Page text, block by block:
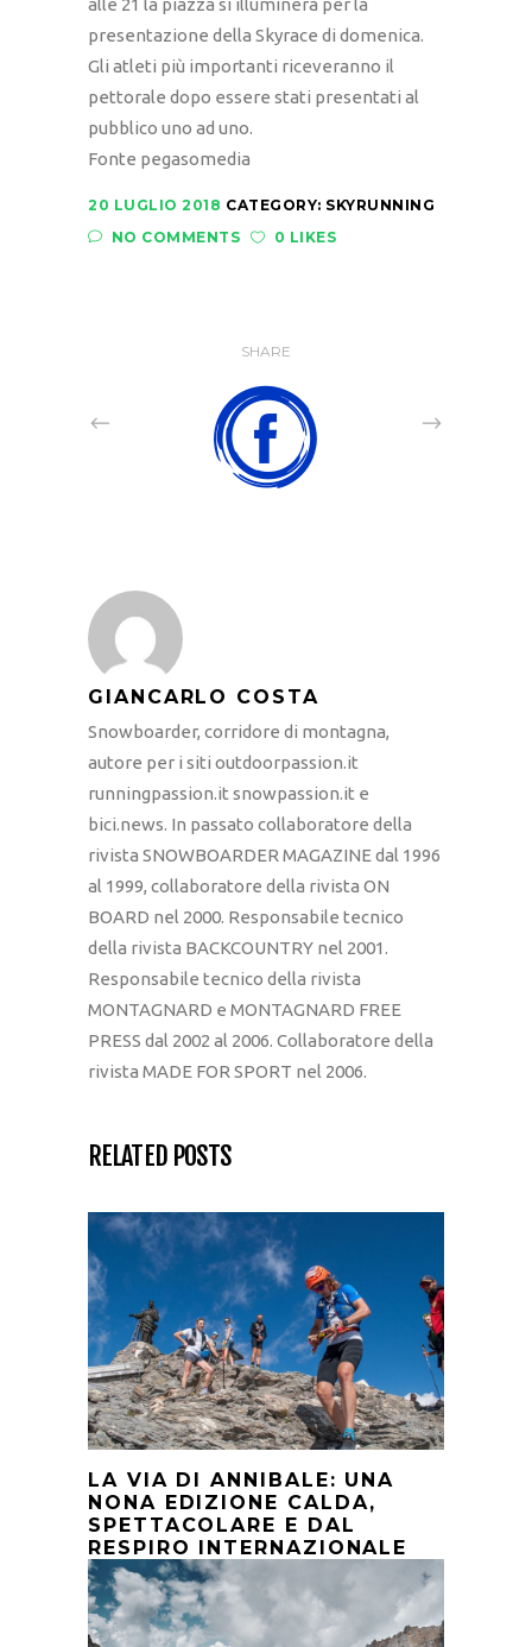
alle 21 la piazza si illuminerà per la
presentazione della Skyrace di domenica.
Gli atleti più importanti riceveranno il
pettorale dopo essere stati presentati al
pubblico uno ad uno.
Fonte pegasomedia
20 LUGLIO 2018 CATEGORY: SKYRUNNING
NO COMMENTS
0 LIKES
SHARE
GIANCARLO COSTA
Snowboarder, corridore di montagna,
autore per i siti outdoorpassion.it
runningpassion.it snowpassion.it e
bici.news. In passato collaboratore della
rivista SNOWBOARDER MAGAZINE dal 1996
al 1999, collaboratore della rivista ON
BOARD nel 2000. Responsabile tecnico
della rivista BACKCOUNTRY nel 2001.
Responsabile tecnico della rivista
MONTAGNARD e MONTAGNARD FREE
PRESS dal 2002 al 2006. Collaboratore della
rivista MADE FOR SPORT nel 2006.
RELATED POSTS
LA VIA DI ANNIBALE: UNA
NONA EDIZIONE CALDA,
SPETTACOLARE E DAL
RESPIRO INTERNAZIONALE